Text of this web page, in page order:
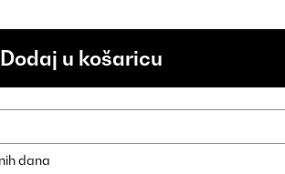
Dodaj u košaricu
dana